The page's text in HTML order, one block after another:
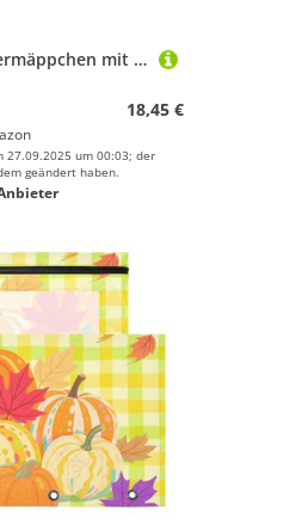
WDdZzyy Federmäppchen mit Cartoon-Einhörnern, großes Fassungsvermögen, Make-up-Tasche, multifunktional, Schreibwaren-Organizer für Schüler, adrette Schule
18,45 €
um 00:03; der
geändert haben.